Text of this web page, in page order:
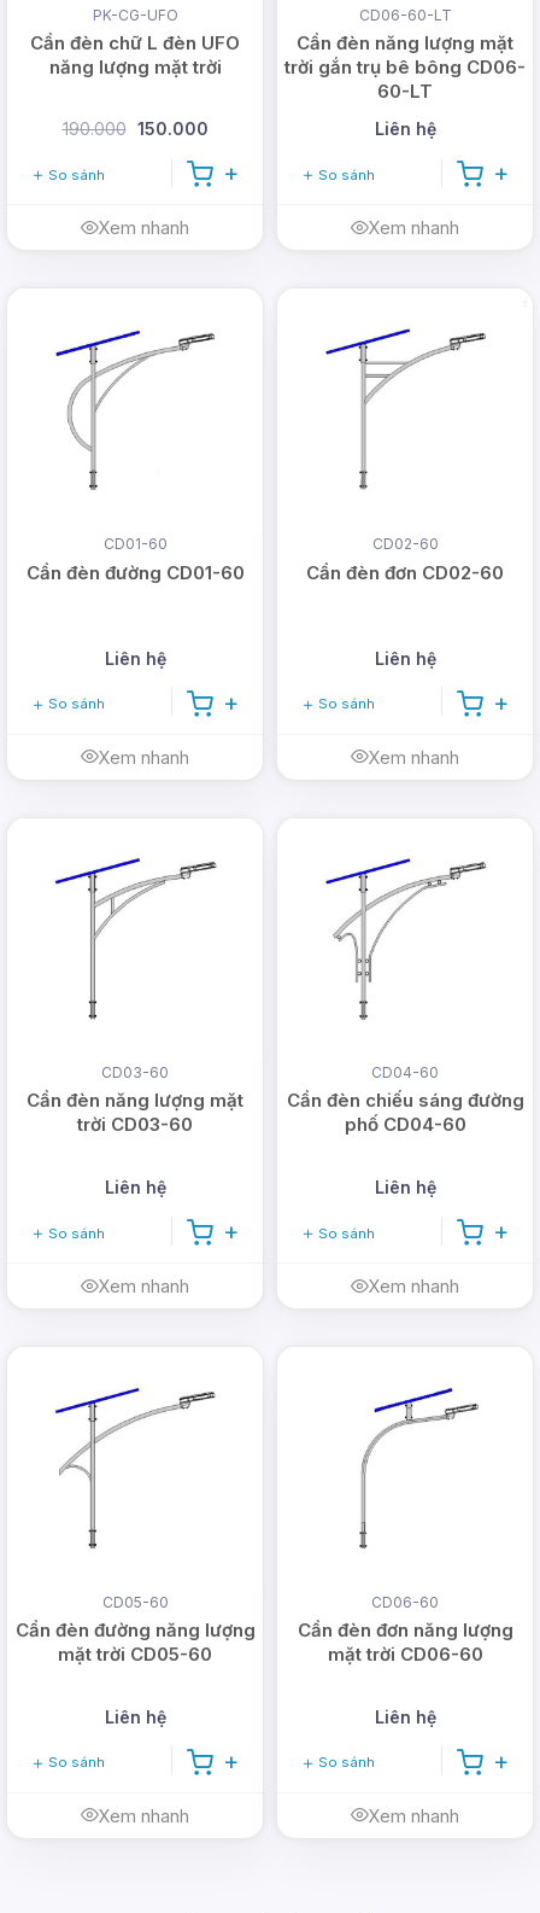
PK-CG-UFO
Cần đèn chữ L đèn UFO
năng lượng mặt trời
190.000 150.000
So sánh
Xem nhanh
CD06-60-LT
Cần đèn năng lượng mặt
trời gắn trụ bê bông CD06-
60-LT
Liên hệ
So sánh
Xem nhanh
CD01-60
Cần đèn đường CD01-60
Liên hệ
So sánh
Xem nhanh
CD02-60
Cần đèn đơn CD02-60
Liên hệ
So sánh
Xem nhanh
CD03-60
Cần đèn năng lượng mặt
trời CD03-60
Liên hệ
So sánh
Xem nhanh
CD04-60
Cần đèn chiếu sáng đường
phố CD04-60
Liên hệ
So sánh
Xem nhanh
CD05-60
Cần đèn đường năng lượng
mặt trời CD05-60
Liên hệ
So sánh
Xem nhanh
CD06-60
Cần đèn đơn năng lượng
mặt trời CD06-60
Liên hệ
So sánh
Xem nhanh